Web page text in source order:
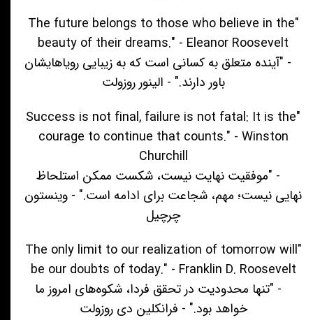
"The future belongs to those who believe in the
beauty of their dreams." - Eleanor Roosevelt
- "آینده متعلق به کسانی است که به زیبایی رویاهایشان
باور دارند." - الینور روزولت
"Success is not final, failure is not fatal: It is the
courage to continue that counts." - Winston
Churchill
- "موفقیت نهایت نیست، شکست ممکن استلحاظ
نهایی نیست؛ مهم، شجاعت برای ادامه است." - وینستون
چرچیل
"The only limit to our realization of tomorrow will
be our doubts of today." - Franklin D. Roosevelt
- "تنها محدودیت در تحقق فردا، شکوه‌های امروز ما
خواهد بود." - فرانکلین دی روزولت